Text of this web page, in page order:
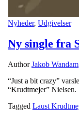
Nyheder, Udgivelser
Ny single fra
AuthorJakob Wandam
“Just a bit crazy”
“Krudtmejer” Nielsen.
Tagged Laust